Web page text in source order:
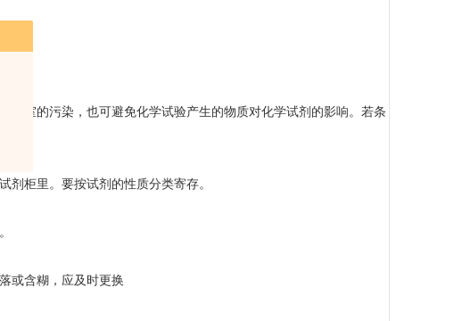
室的污染，也可避免化学试验产生的物质对化学试剂的影响。若条
柜里。要按试剂的性质分类寄存。
或含糊，应及时更换